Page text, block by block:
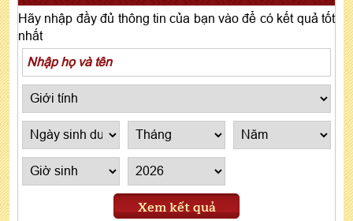
Hãy nhập đầy đủ thông tin của bạn vào để có kết quả tốt
nhất
Xem kết quả